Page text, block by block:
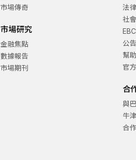
市場傳奇
市場研究
金融焦點
數據報告
市場期刊
法
社
公
幫
官
合
與
牛
合